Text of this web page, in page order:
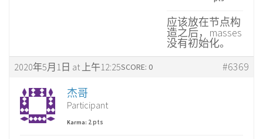
应该放在节点构
造之后，masses
没有初始化。
2020年5月1日 at 上午12:25 #6369
SCORE: 0
杰哥
Participant
Karma: 2 pts